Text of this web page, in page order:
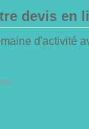
devis en
d'activité